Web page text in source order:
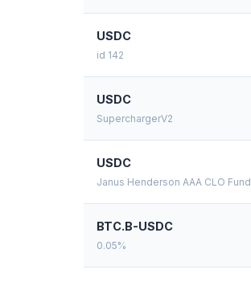
USDC
id 142
USDC
SuperchargerV2
USDC
Janus Henderson AAA CLO Fund
BTC.B-USDC
0.05%